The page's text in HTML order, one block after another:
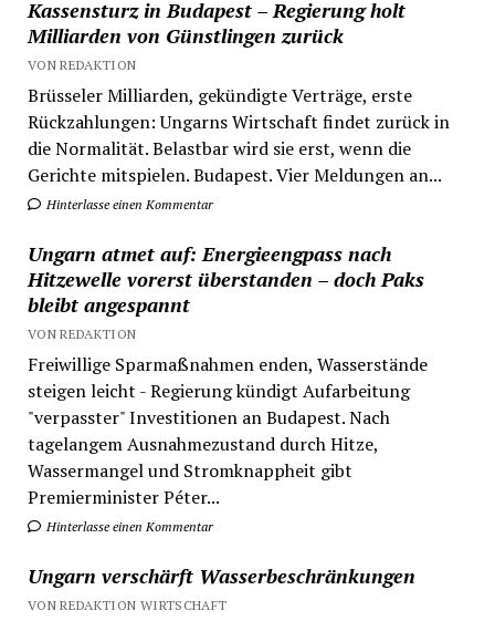
Kassensturz in Budapest – Regierung holt
Milliarden von Günstlingen zurück
VON REDAKTION
Brüsseler Milliarden, gekündigte Verträge, erste
Rückzahlungen: Ungarns Wirtschaft findet zurück in
die Normalität. Belastbar wird sie erst, wenn die
Gerichte mitspielen. Budapest. Vier Meldungen an...
Hinterlasse einen Kommentar
Ungarn atmet auf: Energieengpass nach
Hitzewelle vorerst überstanden – doch Paks
bleibt angespannt
VON REDAKTION
Freiwillige Sparmaßnahmen enden, Wasserstände
steigen leicht - Regierung kündigt Aufarbeitung
"verpasster" Investitionen an Budapest. Nach
tagelangem Ausnahmezustand durch Hitze,
Wassermangel und Stromknappheit gibt
Premierminister Péter...
Hinterlasse einen Kommentar
Ungarn verschärft Wasserbeschränkungen
VON REDAKTION WIRTSCHAFT